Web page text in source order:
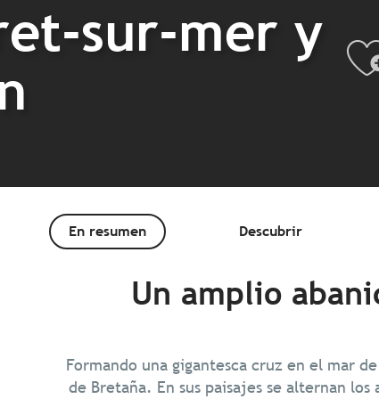
sur-mer y
En resumen Descubrir
Un amplio
Formando una gigantesca cruz en el mar
de Bretaña. En sus paisajes se alternan